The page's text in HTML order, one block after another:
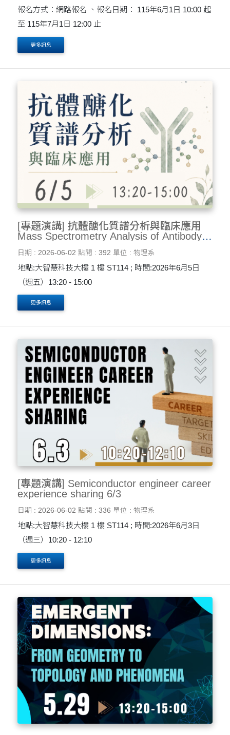
報名方式：網路報名 、報名日期： 115年6月1日 10:00 起
至 115年7月1日 12:00 止
更多訊息
[專題演講] 抗體醣化質譜分析與臨床應用
Mass Spectrometry Analysis of Antibody
Glycosylation and Its Clinical Applications
6/5
日期 : 2026-06-02 點閱 : 392 單位 : 物理系
地點:大智慧科技大樓 1 樓 ST114 ; 時間:2026年6月5日
（週五）13:20 - 15:00
更多訊息
[專題演講] Semiconductor engineer career
experience sharing 6/3
日期 : 2026-06-02 點閱 : 336 單位 : 物理系
地點:大智慧科技大樓 1 樓 ST114 ; 時間:2026年6月3日
（週三）10:20 - 12:10
更多訊息